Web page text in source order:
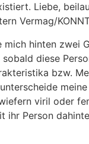
Liebe,
Vermag/
mich hinten zwei
diese
bzw.
viril oder
ihr Person